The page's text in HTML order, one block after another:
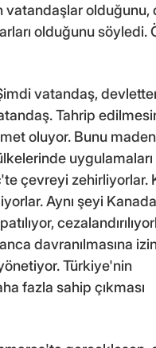
vatandaşlar olduğunu,
olduğunu söyledi.
vatandaş,
Tahrip
oluyor. Bunu
çevreyi zehirliyorlar.
Aynı şeyi
davranılmasına
Türkiye'nin
fazla sahip çıkması